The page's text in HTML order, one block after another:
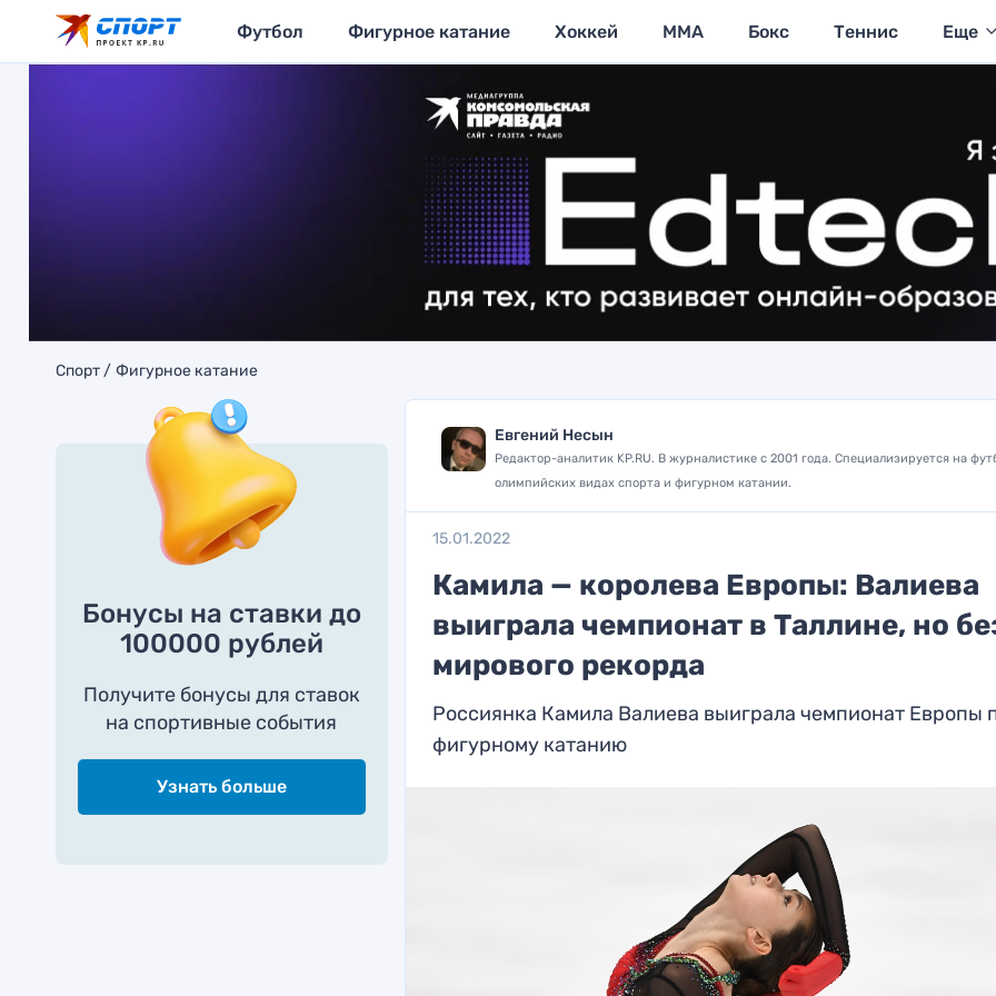
Футбол Фигурное катание Хоккей MMA Бокс Теннис Еще
Спорт Фигурное катание
Бонусы на ставки до
100000 рублей
Получите бонусы для ставок
на спортивные события
Узнать больше
Евгений Несын
Редактор-аналитик KP.RU. В журналистике с 2001 года. Специализируется на
олимпийских видах спорта и фигурном катании.
15.01.2022
Камила — королева Европы: Валиева
выиграла чемпионат в Таллине, но
мирового рекорда
Россиянка Камила Валиева выиграла чемпионат Европы
фигурному катанию